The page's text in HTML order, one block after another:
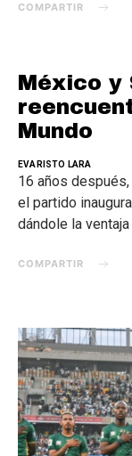
COMPARTIR
México y
Mundo
EVARISTO LARA
16 años
el partido
dándole la
COMPARTIR